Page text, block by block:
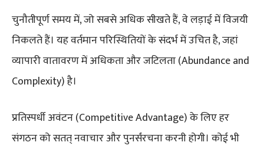
चुनौतीपूर्ण समय में, जो सबसे अधिक सीखते हैं, वे लड़ाई में विजयी
निकलते हैं। यह वर्तमान परिस्थितियों के संदर्भ में उचित है, जहां
व्यापारी वातावरण में अधिकता और जटिलता (Abundance and
Complexity) है।
प्रतिस्पर्धी अवंटन (Competitive Advantage) के लिए हर
संगठन को सतत् नवाचार और पुनर्संरचना करनी होगी। कोई भी